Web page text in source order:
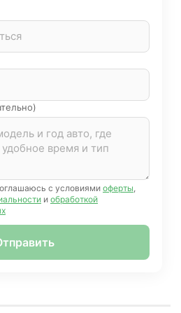
с условиямиоферты
и обработкой